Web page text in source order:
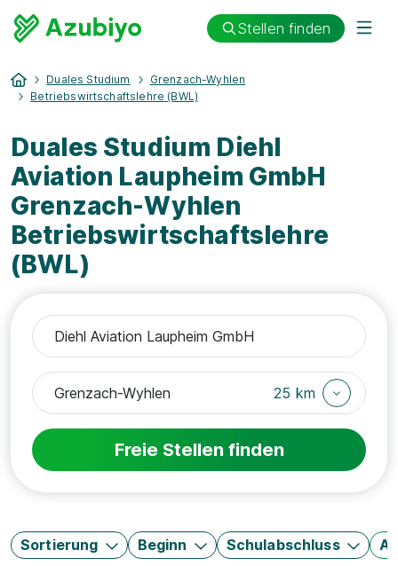
Stellen finden
Duales Studium
Grenzach-Wyhlen
Betriebswirtschaftslehre (BWL)
Duales Studium Diehl
Aviation Laupheim GmbH
Grenzach-Wyhlen
Betriebswirtschaftslehre
(BWL)
25 km
Freie Stellen finden
Sortierung Beginn Schulabschluss